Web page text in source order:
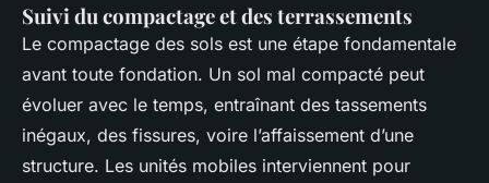
Suivi du compactage et des terrassements
Le compactage des sols est une étape fondamentale
avant toute fondation. Un sol mal compacté peut
évoluer avec le temps, entraînant des tassements
inégaux, des fissures, voire l’affaissement d’une
structure. Les unités mobiles interviennent pour